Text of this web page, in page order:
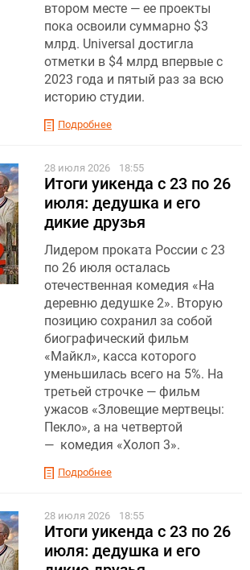
втором месте — ее проекты
пока освоили суммарно $3
млрд. Universal достигла
отметки в $4 млрд впервые с
2023 года и пятый раз за всю
историю студии.
Подробнее
28 июля 2026 18:55
Итоги уикенда с 23 по 26
июля: дедушка и его
дикие друзья
Лидером проката России с 23
по 26 июля осталась
отечественная комедия «На
деревню дедушке 2». Вторую
позицию сохранил за собой
биографический фильм
«Майкл», касса которого
уменьшилась всего на 5%. На
третьей строчке — фильм
ужасов «Зловещие мертвецы:
Пекло», а на четвертой
— комедия «Холоп 3».
Подробнее
28 июля 2026 18:55
Итоги уикенда с 23 по 26
июля: дедушка и его